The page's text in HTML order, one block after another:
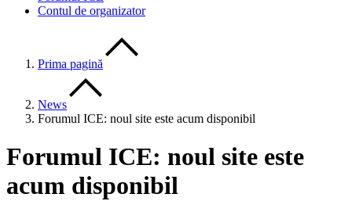
Contul de organizator
Prima pagină
News
Forumul ICE: noul site este acum disponibil
Forumul ICE: noul site este
acum disponibil